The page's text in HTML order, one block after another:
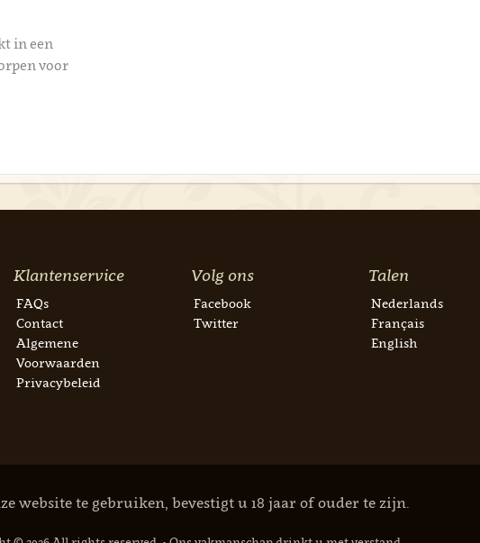
in een
voor
Klantenservice
FAQs
Contact
Algemene
Voorwaarden
Privacybeleid
Volg ons
Facebook
Twitter
Talen
Nederlands
Français
English
website te gebruiken, bevestigt u 18 jaar of ouder te zijn.